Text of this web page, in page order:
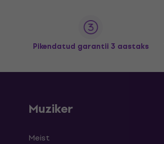
Pikendatud garantii 3 aastaks
Muziker
Meist